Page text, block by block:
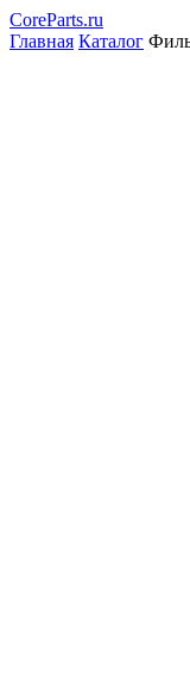
CoreParts.ru
Главная Каталог